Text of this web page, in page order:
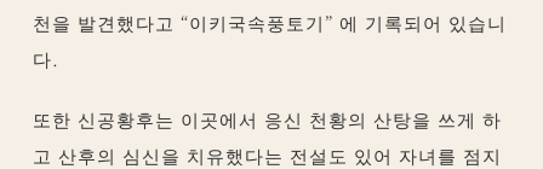
천을 발견했다고 “이키국속풍토기” 에 기록되어 있습니
다.
또한 신공황후는 이곳에서 응신 천황의 산탕을 쓰게 하
고 산후의 심신을 치유했다는 전설도 있어 자녀를 점지